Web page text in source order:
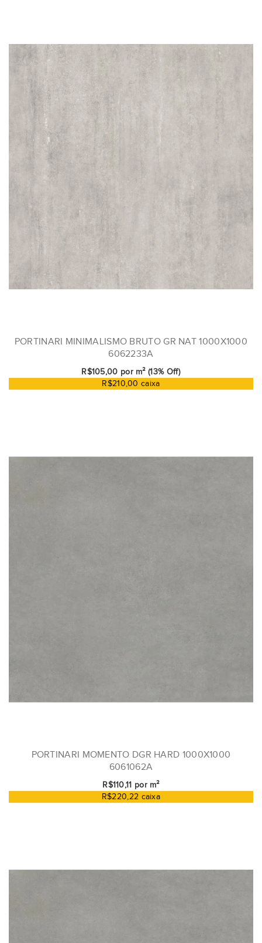
PORTINARI MINIMALISMO BRUTO GR NAT 1000X1000
6062233A
R$105,00 por m² (13% Off)
R$210,00 caixa
PORTINARI MOMENTO DGR HARD 1000X1000
6061062A
R$110,11 por m²
R$220,22 caixa